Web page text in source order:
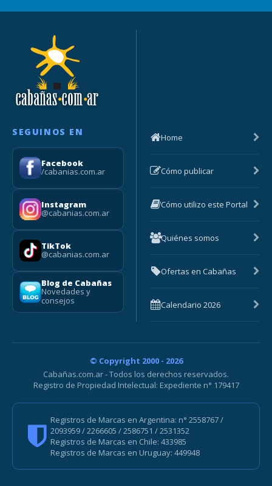
SEGUINOS EN
Facebook
/cabanias.com.ar
Instagram
@cabanias.com.ar
TikTok
@cabanias.com.ar
Blog de Cabañas
Novedades y
consejos
Home
Cómo publicar
Cómo utilizo este Portal
Quiénes somos
Ofertas en Cabañas
Calendario 2026
© Copyright 2000 - 2026
Cabañas.com.ar - Todos los derechos reservados.
Registro de Propiedad Intelectual: Expediente n° 179417
Registros de Marcas en Argentina: n° 2558767 /
2093959 / 2266605 / 2586751 / 2531352
Registros de Marcas en Chile: 433985
Registros de Marcas en Uruguay: 449948